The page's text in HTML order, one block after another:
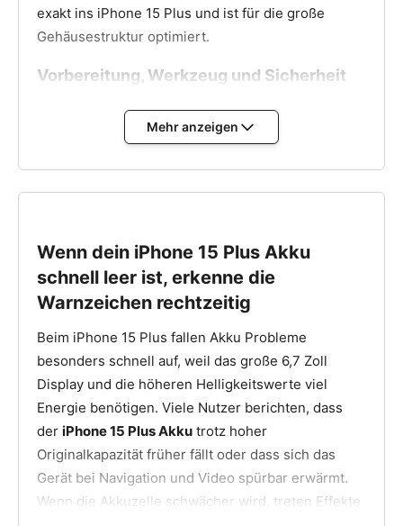
exakt ins iPhone 15 Plus und ist für die große
Gehäusestruktur optimiert.
Vorbereitung, Werkzeug und Sicherheit
Entlade dein iPhone 15 Plus auf unter 25 %, bevor
du beginnst. Du benötigst Pentalobe-
lassen sich meist kontrolliert herausziehen, wenn
du sie flach führst. Ein geeignetes Werkzeugset
findest du hier:
Handywerkzeug Set für iPhone 15 Plus
Akku tauschen beim iPhone 15 Plus
Schritt für Schritt
Schalte das iPhone 15 Plus aus und entferne die
beiden unteren Pentalobe-Schrauben.
Hebe das Display vorsichtig mit Saugnapf und
Plektrum an und klappe es zur Seite.
Mehr anzeigen
Wenn dein iPhone 15 Plus Akku
schnell leer ist, erkenne die
Warnzeichen rechtzeitig
Beim iPhone 15 Plus fallen Akku Probleme
besonders schnell auf, weil das große 6,7 Zoll
Display und die höheren Helligkeitswerte viel
Energie benötigen. Viele Nutzer berichten, dass
der iPhone 15 Plus Akku trotz hoher
Originalkapazität früher fällt oder dass sich das
Gerät bei Navigation und Video spürbar erwärmt.
Wenn die Akkuzelle schwächer wird, treten Effekte